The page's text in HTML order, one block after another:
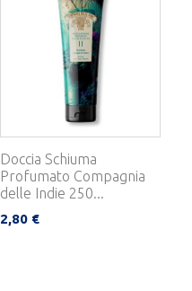
Doccia Schiuma
Profumato Compagnia
delle Indie 250...
2,80 €